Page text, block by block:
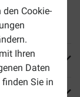
Cookie-
Ihren
Daten
Sie in